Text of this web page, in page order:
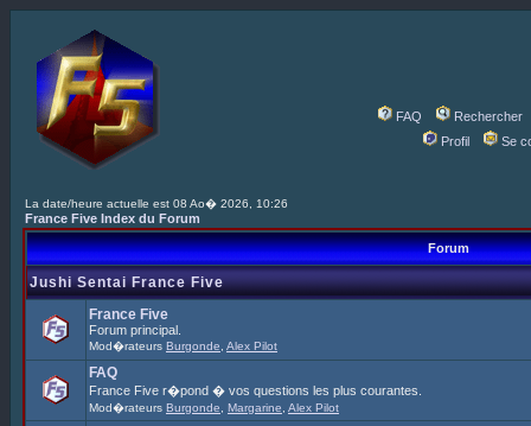
FAQ
Rechercher
Profil
Se
La date/heure actuelle est 08 Ao� 2026, 10:26
France Five Index du Forum
Forum
Jushi Sentai France Five
France Five
Forum principal.
Mod�rateurs Burgonde Alex Pilot
FAQ
France Five r�pond � vos questions les plus courantes.
Mod�rateurs Burgonde Margarine Alex Pilot